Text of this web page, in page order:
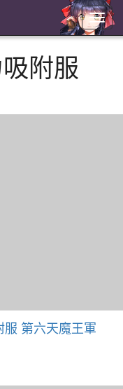
主
選
附服
第六天魔王軍